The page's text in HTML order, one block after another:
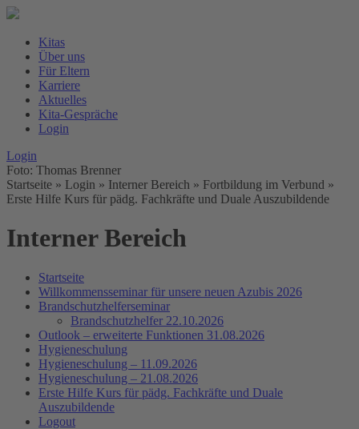
Kitas
Über uns
Für Eltern
Karriere
Aktuelles
Kita-Gespräche
Login
Login
Foto: Thomas Brenner
Startseite » Login » Interner Bereich » Fortbildung im Verbund »
Erste Hilfe Kurs für pädg. Fachkräfte und Duale Auszubildende
Interner Bereich
Startseite
Willkommensseminar für unsere neuen Azubis 2026
Brandschutzhelferseminar
Brandschutzhelfer 22.10.2026
Outlook – erweiterte Funktionen 31.08.2026
Hygieneschulung
Hygieneschulung – 11.09.2026
Hygieneschulung – 21.08.2026
Erste Hilfe Kurs für pädg. Fachkräfte und Duale
Auszubildende
Logout